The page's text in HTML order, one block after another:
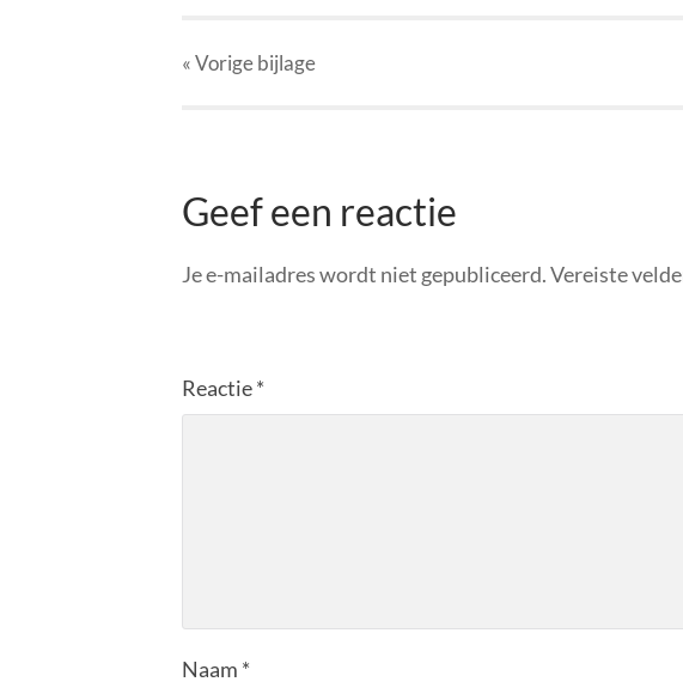
« Vorigebijlage
Geef een reactie
Je e-mailadres wordt niet gepubliceerd.Vereiste
Reactie*
Naam *